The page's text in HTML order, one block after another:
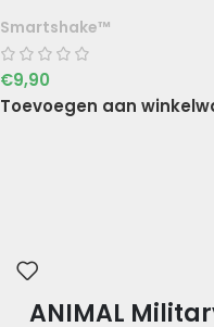
Smartshake™
€9,90
Toevoegen aan
ANIMAL